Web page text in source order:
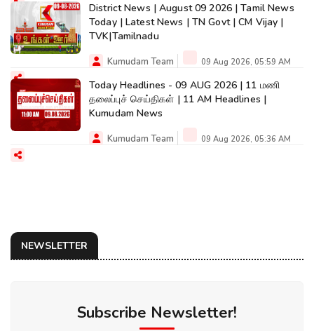
District News | August 09 2026 | Tamil News
Today | Latest News | TN Govt | CM Vijay |
TVK|Tamilnadu
Kumudam Team 09 Aug 2026, 05:59 AM
Today Headlines - 09 AUG 2026 | 11 மணி
தலைப்புச் செய்திகள் | 11 AM Headlines |
Kumudam News
Kumudam Team 09 Aug 2026, 05:36 AM
NEWSLETTER
Subscribe Newsletter!